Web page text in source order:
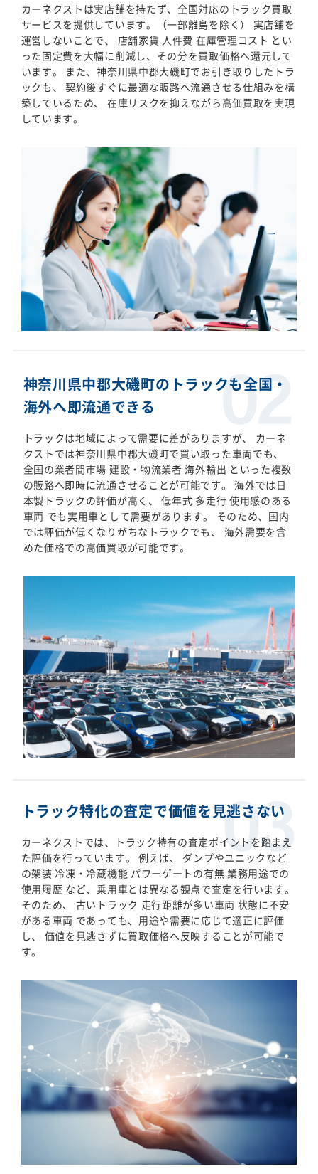
カーネクストは実店舗を持たず、全国対応のトラック買取
サービスを提供しています。（一部離島を除く） 実店舗を
運営しないことで、 店舗家賃 人件費 在庫管理コスト とい
った固定費を大幅に削減し、その分を買取価格へ還元して
います。 また、神奈川県中郡大磯町でお引き取りしたトラ
ックも、 契約後すぐに最適な販路へ流通させる仕組みを構
築しているため、 在庫リスクを抑えながら高価買取を実現
しています。
神奈川県中郡大磯町のトラックも全国・
海外へ即流通できる
トラックは地域によって需要に差がありますが、 カーネ
クストでは神奈川県中郡大磯町で買い取った車両でも、
全国の業者間市場 建設・物流業者 海外輸出 といった複数
の販路へ即時に流通させることが可能です。 海外では日
本製トラックの評価が高く、 低年式 多走行 使用感のある
車両 でも実用車として需要があります。 そのため、国内
では評価が低くなりがちなトラックでも、 海外需要を含
めた価格での高価買取が可能です。
トラック特化の査定で価値を見逃さない
カーネクストでは、トラック特有の査定ポイントを踏まえ
た評価を行っています。 例えば、 ダンプやユニックなど
の架装 冷凍・冷蔵機能 パワーゲートの有無 業務用途での
使用履歴 など、乗用車とは異なる観点で査定を行います。
そのため、 古いトラック 走行距離が多い車両 状態に不安
がある車両 であっても、用途や需要に応じて適正に評価
し、 価値を見逃さずに買取価格へ反映することが可能で
す。